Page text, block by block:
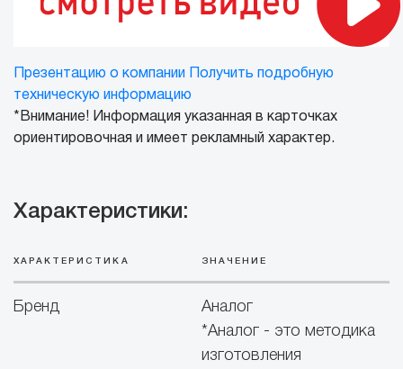
Презентацию о компании
Получить подробную
техническую информацию
*Внимание! Информация указанная в карточках
ориентировочная и имеет рекламный характер.
Характеристики:
ХАРАКТЕРИСТИКА ЗНАЧЕНИЕ
Бренд
Аналог
*Аналог - это методика
изготовления